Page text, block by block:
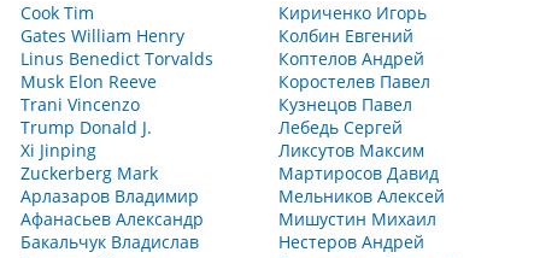
Cook Tim
Gates William Henry
Linus Benedict Torvalds
Musk Elon Reeve
Trani Vincenzo
Trump Donald J.
Xi Jinping
Zuckerberg Mark
Арлазаров Владимир
Афанасьев Александр
Бакальчук Владислав
Кириченко Игорь
Колбин Евгений
Коптелов Андрей
Коростелев Павел
Кузнецов Павел
Лебедь Сергей
Ликсутов Максим
Мартиросов Давид
Мельников Алексей
Мишустин Михаил
Нестеров Андрей